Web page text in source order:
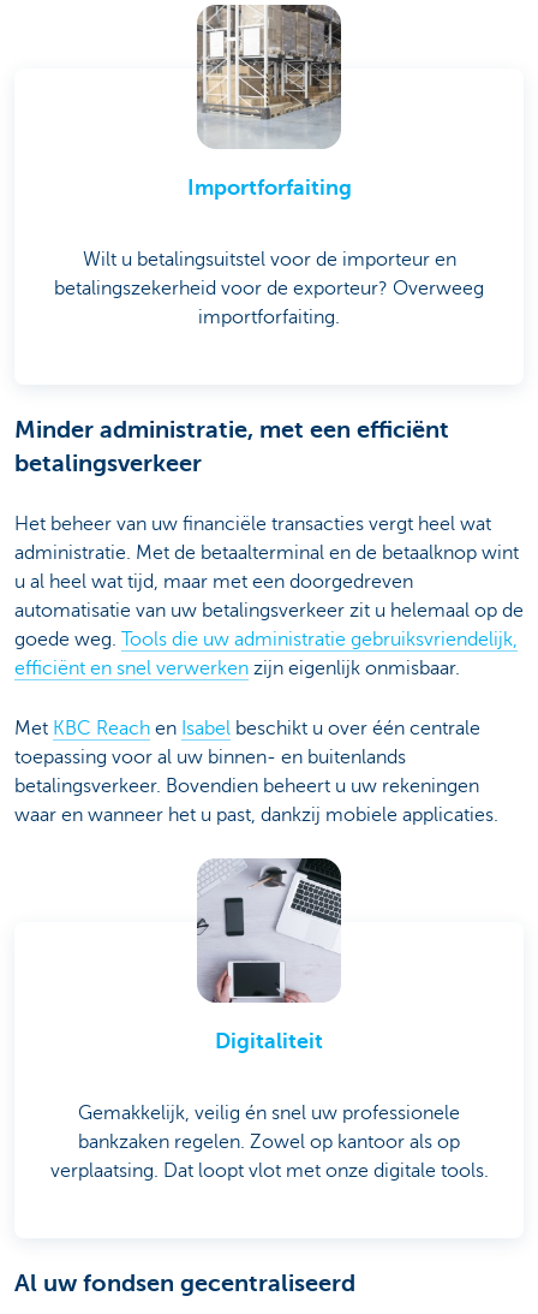
Importforfaiting
Wilt u betalingsuitstel voor de importeur en
betalingszekerheid voor de exporteur? Overweeg
importforfaiting.
Minder administratie, met een efficiënt
betalingsverkeer
Het beheer van uw financiële transacties vergt heel wat
administratie. Met de betaalterminal en de betaalknop wint
u al heel wat tijd, maar met een doorgedreven
automatisatie van uw betalingsverkeer zit u helemaal op de
goede weg. Tools die uw administratie gebruiksvriendelijk,
efficiënt en snel verwerken zijn eigenlijk onmisbaar.
Met KBC Reach en Isabel beschikt u over één centrale
toepassing voor al uw binnen- en buitenlands
betalingsverkeer. Bovendien beheert u uw rekeningen
waar en wanneer het u past, dankzij mobiele applicaties.
Digitaliteit
Gemakkelijk, veilig én snel uw professionele
bankzaken regelen. Zowel op kantoor als op
verplaatsing. Dat loopt vlot met onze digitale tools.
Al uw fondsen gecentraliseerd